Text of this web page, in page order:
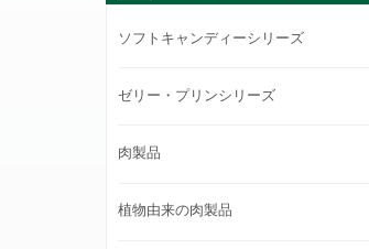
ソフトキャンディーシリーズ
ゼリー・プリンシリーズ
肉製品
植物由来の肉製品